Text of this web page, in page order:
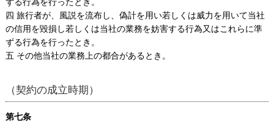
ずる行為を行ったとき。
四 旅行者が、風説を流布し、偽計を用い若しくは威力を用いて当社
の信用を毀損し若しくは当社の業務を妨害する行為又はこれらに準
ずる行為を行ったとき。
五 その他当社の業務上の都合があるとき。
（契約の成立時期）
第七条